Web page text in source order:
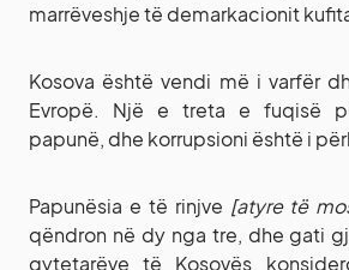
marrëveshje të demarkacionit
Kosova është vendi më i varfër
Evropë. Një e treta e fuqisë
papunë, dhe korrupsioni është i
Papunësia e të rinjve [atyre të
qëndron në dy nga tre, dhe gati
qytetarëve të Kosovës